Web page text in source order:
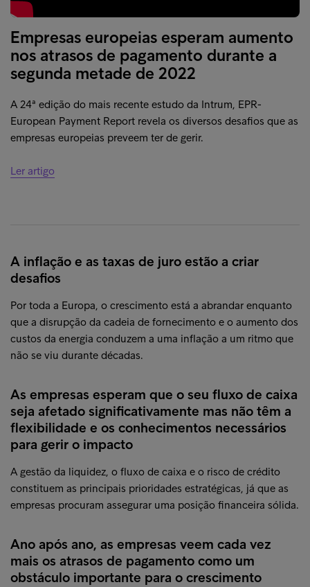
Empresas europeias esperam aumento
nos atrasos de pagamento durante a
segunda metade de 2022
A 24ª edição do mais recente estudo da Intrum, EPR-
European Payment Report revela os diversos desafios que as
empresas europeias preveem ter de gerir.
Ler artigo
A inflação e as taxas de juro estão a criar
desafios
Por toda a Europa, o crescimento está a abrandar enquanto
que a disrupção da cadeia de fornecimento e o aumento dos
custos da energia conduzem a uma inflação a um ritmo que
não se viu durante décadas.
As empresas esperam que o seu fluxo de caixa
seja afetado significativamente mas não têm a
flexibilidade e os conhecimentos necessários
para gerir o impacto
A gestão da liquidez, o fluxo de caixa e o risco de crédito
constituem as principais prioridades estratégicas, já que as
empresas procuram assegurar uma posição financeira sólida.
Ano após ano, as empresas veem cada vez
mais os atrasos de pagamento como um
obstáculo importante para o crescimento